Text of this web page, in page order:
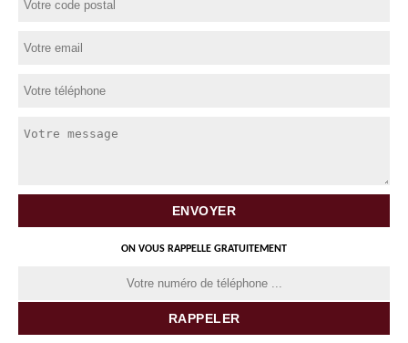
ON VOUS RAPPELLE GRATUITEMENT